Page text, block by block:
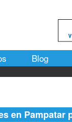
Blog
en Pampatar